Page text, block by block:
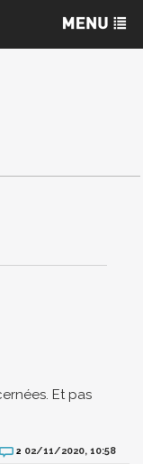
Et pas
2 02/11/2020, 10:58